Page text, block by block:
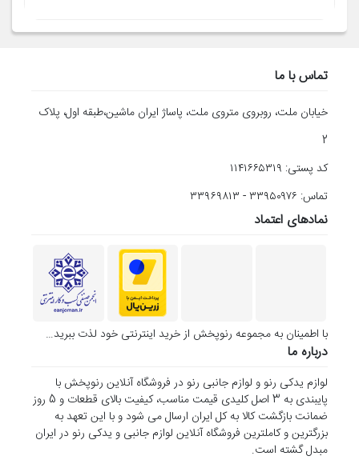
تماس با ما
خیابان ملت، روبروی متروی ملت، پاساژ ایران ماشین،طبقه اول، پلاک
2
کد پستی: ۱۱۴۱۶۶۵۳۱۹
تماس: ۳۳۹۵۰۹۷۶ - ۳۳۹۶۹۸۱۳
نمادهای اعتماد
با اطمینان به مجموعه رنوپخش از خرید اینترنتی خود لذت ببرید…
درباره ما
لوازم یدکی رنو و لوازم جانبی رنو در فروشگاه آنلاین رنوپخش با
پایبندی به 3 اصل کلیدی قیمت مناسب، کیفیت بالای قطعات و 5 روز
ضمانت بازگشت کالا به کل ایران ارسال می شود و با این تعهد به
بزرگترین و کاملترین فروشگاه آنلاین لوازم جانبی و یدکی رنو در ایران
مبدل گشته است.